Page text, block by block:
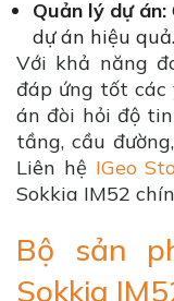
Quản lý dự án:
dự án hiệu quả.
Với khả năng
đáp ứng tốt các
án đòi hỏi độ
tầng, cầu
Liên hệ IGeo
Sokkia IM52
Bộ sản
Sokkia